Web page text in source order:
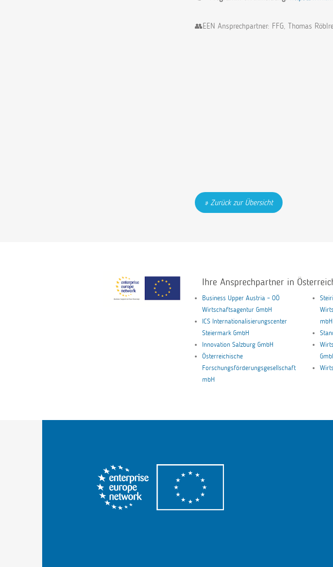
👥EEN Ansprechpartner: FFG, Thomas
Zurück zur Übersicht
Ihre Ansprechpartner in
Business Upper Austria – OÖ
Wirtschaftsagentur GmbH
ICS Internationalisierungscenter
Steiermark GmbH
Innovation Salzburg GmbH
Österreichische
Forschungsförderungsgesellschaft
mbH